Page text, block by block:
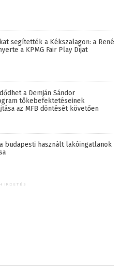
segítették a Kékszalagon: a René
a KPMG Fair Play Díjat
a Demján Sándor
tőkebefektetéseinek
az MFB döntését követően
budapesti használt lakóingatlanok
HIRDETÉS